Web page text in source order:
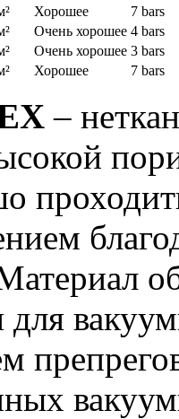
Хорошее
7 bars
Очень хорошее 4 bars
Очень хорошее 3 bars
Хорошее 7 bars
–
для